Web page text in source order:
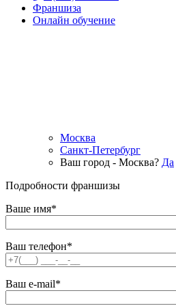
Франшиза
Онлайн обучение
Москва
Санкт-Петербург
Ваш город - Москва? Да
Подробности франшизы
Ваше имя*
Ваш телефон*
Ваш e-mail*